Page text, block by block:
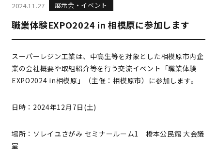
2024.11.27 展示会・イベント
職業体験EXPO2024 in 相模原に参加します
スーパーレジン工業は、中高生等を対象とした相模原市内企
業の会社概要や取組紹介等を行う交流イベント「職業体験
EXPO2024 in相模原」（主催：相模原市）に参加します。
日時：2024年12月7日(土)
場所：ソレイユさがみ セミナールーム1 橋本公民館 大会議
室